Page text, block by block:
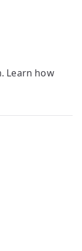
Learn how